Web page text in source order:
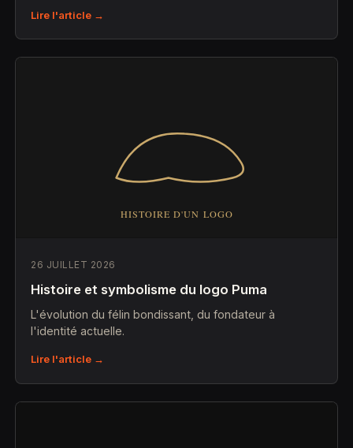
Lire l'article →
26 JUILLET 2026
Histoire et symbolisme du logo Puma
L'évolution du félin bondissant, du fondateur à
l'identité actuelle.
Lire l'article →